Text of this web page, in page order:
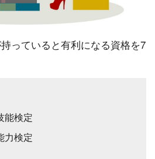
っていると有利になる資格を7
能検定
力検定